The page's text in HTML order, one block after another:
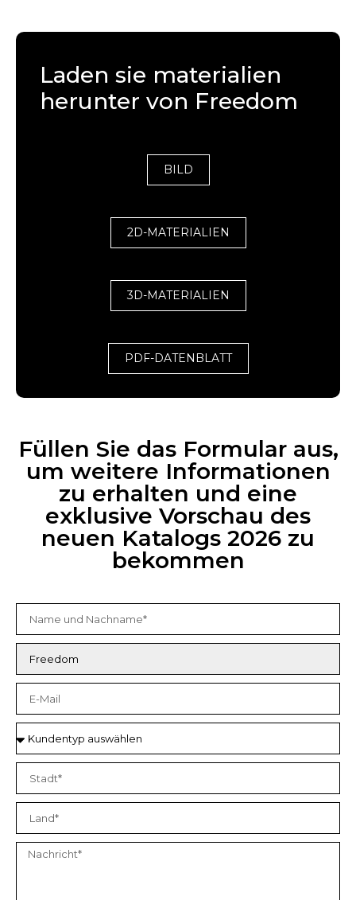
Laden sie materialien
herunter von Freedom
BILD
2D-MATERIALIEN
3D-MATERIALIEN
PDF-DATENBLATT
Füllen Sie das Formular aus,
um weitere Informationen
zu erhalten und eine
exklusive Vorschau des
neuen Katalogs 2026 zu
bekommen